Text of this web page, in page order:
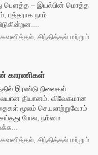
பௌத்த – இயல்பின் மொத்த
புத்தராக நாம்
சிந்தித்தல் மற்றும்
காரணிகள்
இரண்டு நிலைகள்
தியானம். விவேகமான
மூலம் செயலாற்றுவோம்
போல, நம்மை
சிந்தித்தல் மற்றும்